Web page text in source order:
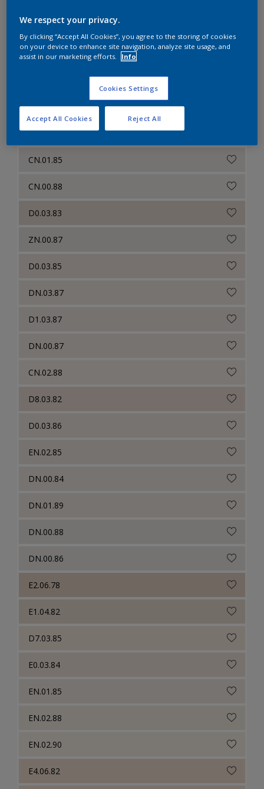
ZN.01.81
AN.01.87
CN.00.86
CN.00.87
CN.01.85
CN.00.88
D0.03.83
ZN.00.87
D0.03.85
DN.03.87
D1.03.87
DN.00.87
CN.02.88
D8.03.82
D0.03.86
EN.02.85
DN.00.84
DN.01.89
DN.00.88
DN.00.86
E2.06.78
E1.04.82
D7.03.85
E0.03.84
EN.01.85
EN.02.88
EN.02.90
E4.06.82
We respect your privacy.
By clicking “Accept All Cookies”, you agree to the storing of cookies
on your device to enhance site navigation, analyze site usage, and
assist in our marketing efforts.
Info
Cookies Settings
Reject All
Accept All Cookies